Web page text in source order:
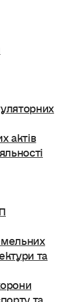
актів
та
та